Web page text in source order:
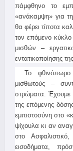
πάμφθηνο το
«ανάκαμψη» για
θα φέρει τίποτα
τον επόμενο κύκλο
μισθών –
εντατικοποίησης
Το
μισθωτούς –
στρώματα.
της επόμενης
εμπιστοσύνη στο
ψίχουλα κι αν
στο
εισοδήματα,